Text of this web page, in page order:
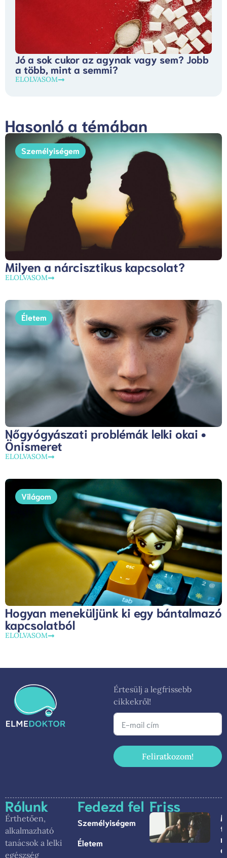
Jó a sok cukor az agynak vagy sem? Jobb
a több, mint a semmi?
ELOLVASOM
Hasonló a témában
Személyiségem
Milyen a nárcisztikus kapcsolat?
ELOLVASOM
Életem
Nőgyógyászati problémák lelki okai •
Önismeret
ELOLVASOM
Világom
Hogyan meneküljünk ki egy bántalmazó
kapcsolatból
ELOLVASOM
Értesülj a legfrissebb
cikkekről!
Feliratkozom!
Rólunk
Érthetően,
alkalmazható
tanácsok a lelki
egészség
Fedezd fel
Személyiségem
Életem
Friss